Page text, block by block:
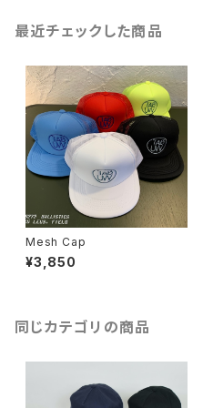
最近チェックした商品
Mesh Cap
¥3,850
同じカテゴリの商品